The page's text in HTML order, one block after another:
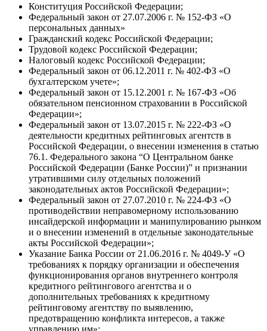
Конституция Российской Федерации;
Федеральный закон от 27.07.2006 г. № 152-ФЗ «О
персональных данных»
Гражданский кодекс Российской Федерации;
Трудовой кодекс Российской Федерации;
Налоговый кодекс Российской Федерации;
Федеральный закон от 06.12.2011 г. № 402-ФЗ «О
бухгалтерском учете»;
Федеральный закон от 15.12.2001 г. № 167-ФЗ «Об
обязательном пенсионном страховании в Российской
Федерации»;
Федеральный закон от 13.07.2015 г. № 222-ФЗ «О
деятельности кредитных рейтинговых агентств в
Российской Федерации, о внесении изменения в статью
76.1. Федерального закона “О Центральном банке
Российской Федерации (Банке России)” и признании
утратившими силу отдельных положений
законодательных актов Российской Федерации»;
Федеральный закон от 27.07.2010 г. № 224-ФЗ «О
противодействии неправомерному использованию
инсайдерской информации и манипулированию рынком
и о внесении изменений в отдельные законодательные
акты Российской Федерации»;
Указание Банка России от 21.06.2016 г. № 4049-У «О
требованиях к порядку организации и обеспечения
функционирования органов внутреннего контроля
кредитного рейтингового агентства и о
дополнительных требованиях к кредитному
рейтинговому агентству по выявлению,
предотвращению конфликта интересов, а также
управлению им»;